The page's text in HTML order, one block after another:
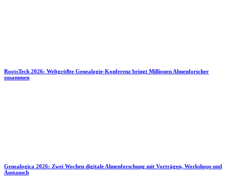
RootsTech 2026: Weltgrößte Genealogie-Konferenz bringt Millionen Ahnenforscher
zusammen
Genealogica 2026: Zwei Wochen digitale Ahnenforschung mit Vorträgen, Workshops und
Austausch